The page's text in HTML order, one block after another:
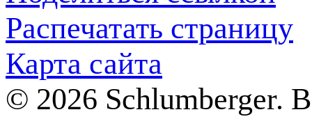
Распечатать страницу
Карта сайта
© 2026 Schlumberger.